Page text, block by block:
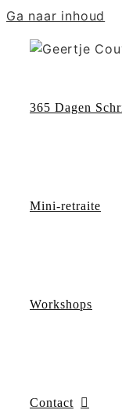
Ga naar inhoud
365 Dagen
Mini-retraite
Workshops
Contact